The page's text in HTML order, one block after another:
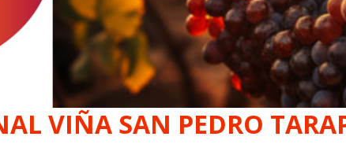
VIÑA SAN PEDRO